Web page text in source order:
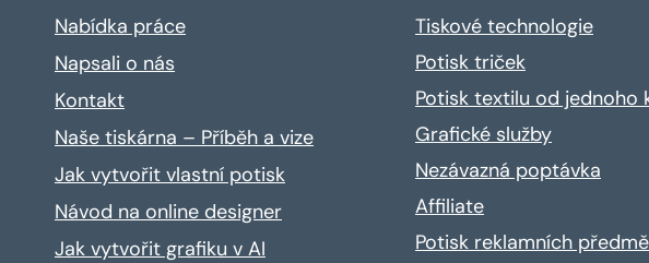
Nabídka práce
Napsali o nás
Kontakt
Naše tiskárna – Příběh a vize
Jak vytvořit vlastní potisk
Návod na online designer
Jak vytvořit grafiku v AI
Tiskové technologie
Potisk triček
Potisk textilu od jednoho
Grafické služby
Nezávazná poptávka
Affiliate
Potisk reklamních